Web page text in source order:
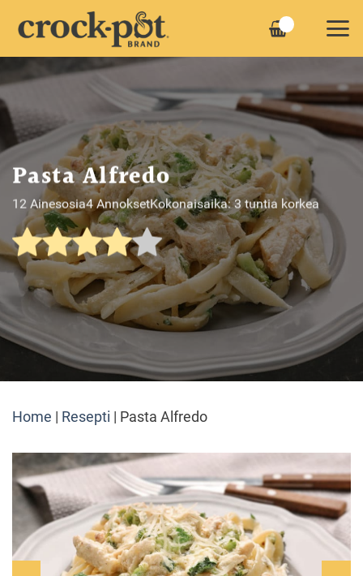
Pasta Alfredo
12 Ainesosia4 AnnoksetKokonaisaika: 3 tuntia korkea
Home Resepti Pasta Alfredo